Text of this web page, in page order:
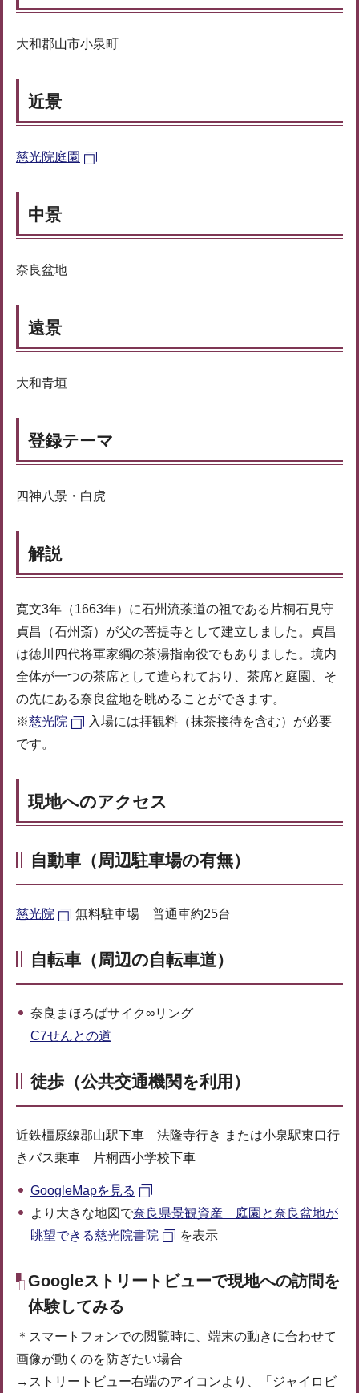
大和郡山市小泉町
近景
慈光院庭園
中景
奈良盆地
遠景
大和青垣
登録テーマ
四神八景・白虎
解説
寛文3年（1663年）に石州流茶道の祖である片桐石見守
貞昌（石州斎）が父の菩提寺として建立しました。貞昌
は徳川四代将軍家綱の茶湯指南役でもありました。境内
全体が一つの茶席として造られており、茶席と庭園、そ
の先にある奈良盆地を眺めることができます。
※慈光院
入場には拝観料（抹茶接待を含む）が必要
です。
現地へのアクセス
自動車（周辺駐車場の有無）
慈光院 無料駐車場 普通車約25台
自転車（周辺の自転車道）
奈良まほろばサイク∞リング
C7せんとの道
徒歩（公共交通機関を利用）
近鉄橿原線郡山駅下車 法隆寺行き または小泉駅東口行
きバス乗車 片桐西小学校下車
GoogleMapを見る
より大きな地図で奈良県景観資産 庭園と奈良盆地が
眺望できる慈光院書院
を表示
Googleストリートビューで現地への訪問を
体験してみる
＊スマートフォンでの閲覧時に、端末の動きに合わせて
画像が動くのを防ぎたい場合
→ストリートビュー右端のアイコンより、「ジャイロビ